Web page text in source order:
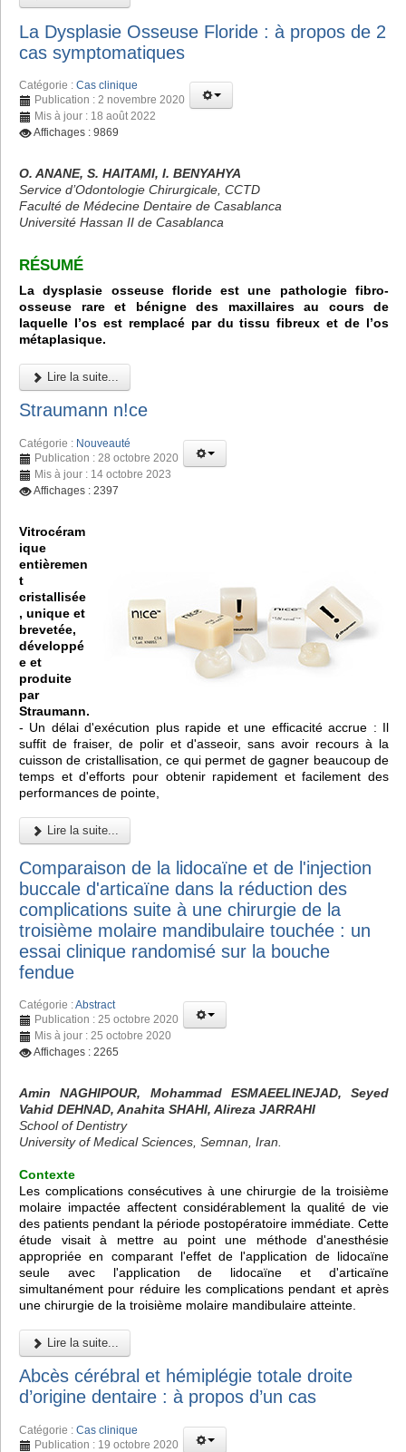
La Dysplasie Osseuse Floride : à propos de 2
cas symptomatiques
Catégorie : Cas clinique
Publication : 2 novembre 2020
Mis à jour : 18 août 2022
Affichages : 9869
O. ANANE, S. HAITAMI, I. BENYAHYA
Service d’Odontologie Chirurgicale, CCTD
Faculté de Médecine Dentaire de Casablanca
Université Hassan II de Casablanca
RÉSUMÉ
La dysplasie osseuse floride est une pathologie fibro-
osseuse rare et bénigne des maxillaires au cours de
laquelle l’os est remplacé par du tissu fibreux et de l’os
métaplasique.
Lire la suite...
Straumann n!ce
Catégorie : Nouveauté
Publication : 28 octobre 2020
Mis à jour : 14 octobre 2023
Affichages : 2397
Vitrocéram
ique
entièremen
t
cristallisée
, unique et
brevetée,
développé
e et
produite
par
Straumann.
- Un délai d'exécution plus rapide et une efficacité accrue : Il
suffit de fraiser, de polir et d'asseoir, sans avoir recours à la
cuisson de cristallisation, ce qui permet de gagner beaucoup de
temps et d'efforts pour obtenir rapidement et facilement des
performances de pointe,
Lire la suite...
Comparaison de la lidocaïne et de l'injection
buccale d'articaïne dans la réduction des
complications suite à une chirurgie de la
troisième molaire mandibulaire touchée : un
essai clinique randomisé sur la bouche
fendue
Catégorie :Abstract
Publication : 25 octobre 2020
Mis à jour : 25 octobre 2020
Affichages : 2265
Amin NAGHIPOUR, Mohammad ESMAEELINEJAD, Seyed
Vahid DEHNAD, Anahita SHAHI, Alireza JARRAHI
School of Dentistry
University of Medical Sciences, Semnan, Iran.
Contexte
Les complications consécutives à une chirurgie de la troisième
molaire impactée affectent considérablement la qualité de vie
des patients pendant la période postopératoire immédiate. Cette
étude visait à mettre au point une méthode d'anesthésie
appropriée en comparant l'effet de l'application de lidocaïne
seule avec l'application de lidocaïne et d'articaïne
simultanément pour réduire les complications pendant et après
une chirurgie de la troisième molaire mandibulaire atteinte.
Lire la suite...
Abcès cérébral et hémiplégie totale droite
d’origine dentaire : à propos d’un cas
Catégorie : Cas clinique
Publication : 19 octobre 2020